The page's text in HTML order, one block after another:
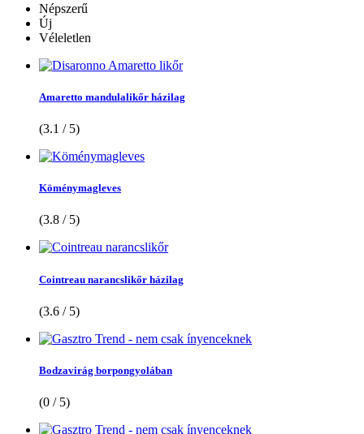
Népszerű
Új
Véleletlen
Amaretto mandulalikőr házilag
(3.1 / 5)
Köménymagleves
(3.8 / 5)
Cointreau narancslikőr házilag
(3.6 / 5)
Bodzavirág borpongyolában
(0 / 5)